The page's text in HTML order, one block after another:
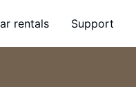
rentals Support